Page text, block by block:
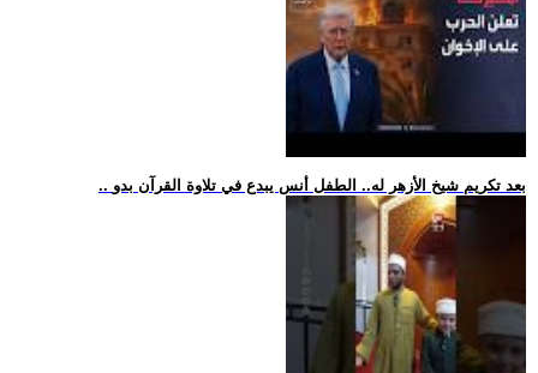
.. بعد تكريم شيخ الأزهر له.. الطفل أنس يبدع في تلاوة القرآن بدو